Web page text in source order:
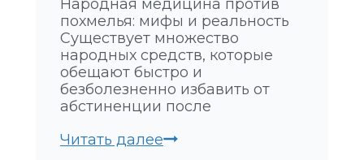
Народная медицина против
похмелья: мифы и реальность
Существует множество
народных средств, которые
обещают быстро и
безболезненно избавить от
абстиненции после
Читать далееМ